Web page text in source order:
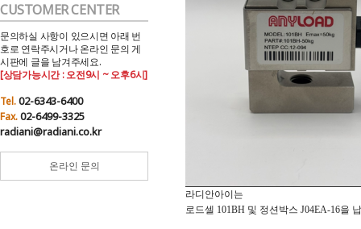
CUSTOMER CENTER
문의하실 사항이 있으시면 아래 번
호로 연락주시거나 온라인 문의 게
시판에 글을 남겨주세요.
[상담가능시간 : 오전9시 ~ 오후6시]
Tel.02-6343-6400
Fax.02-6499-3325
radiani@radiani.co.kr
온라인 문의
라디안아이는
로드셀 101BH 및 정션박스 J04EA-16을